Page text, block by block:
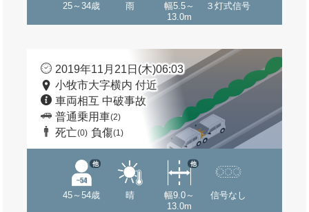
25～34歳 雨
幅5.5～
13.0m
３灯式信号
2019年11月21日(木)06:03
小牧市大字横内 付近
車両相互 中破事故
普通乗用車(2)
死亡(0) 負傷(1)
45～54歳
他
晴
幅9.0～
13.0m
他
信号なし